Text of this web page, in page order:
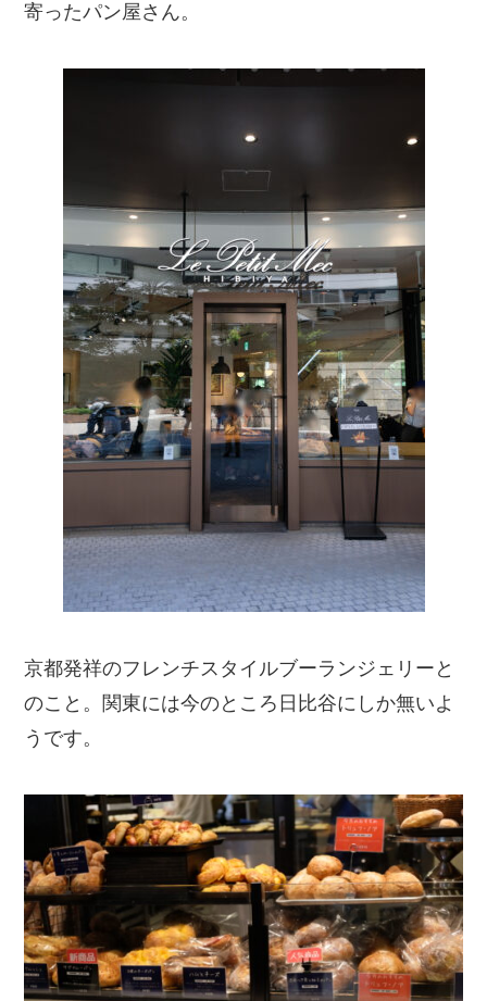
寄ったパン屋さん。
京都発祥のフレンチスタイルブーランジェリーと
のこと。関東には今のところ日比谷にしか無いよ
うです。